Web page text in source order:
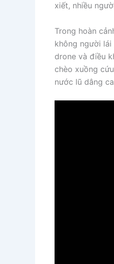
xiết, nhiều
Trong hoàn
không người
drone và điều
chèo xuồng
nước lũ dâng